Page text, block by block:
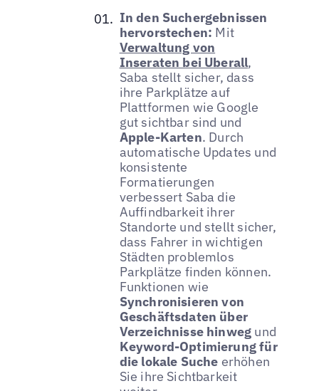
In den Suchergebnissen
hervorstechen: Mit
Verwaltung von
Inseraten bei Uberall,
Saba stellt sicher, dass
ihre Parkplätze auf
Plattformen wie Google
gut sichtbar sind und
Apple-Karten. Durch
automatische Updates und
konsistente
Formatierungen
verbessert Saba die
Auffindbarkeit ihrer
Standorte und stellt sicher,
dass Fahrer in wichtigen
Städten problemlos
Parkplätze finden können.
Funktionen wie
Synchronisieren von
Geschäftsdaten über
Verzeichnisse hinweg und
Keyword-Optimierung für
die lokale Suche erhöhen
Sie ihre Sichtbarkeit